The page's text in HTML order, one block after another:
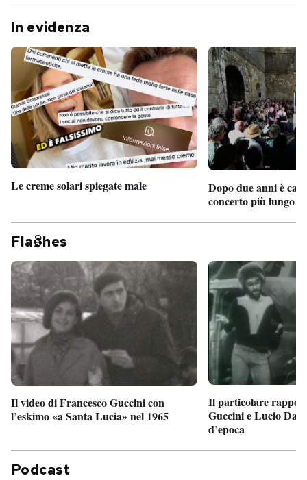
In evidenza
Le creme solari spiegate male
Dopo due anni è
concerto più lungo
Fla hes
Il video di Francesco Guccini con
l’eskimo «a Santa Lucia» nel 1965
Il particolare
Guccini e Lucio
d’epoca
Podcast